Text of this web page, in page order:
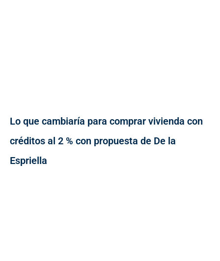
Lo que cambiaría para comprar vivienda con
créditos al 2 % con propuesta de De la
Espriella